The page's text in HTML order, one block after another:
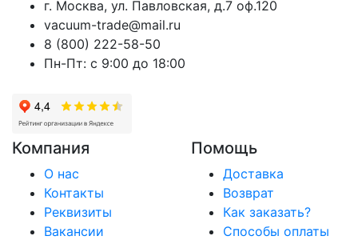
г. Москва, ул. Павловская, д.7 оф.120
vacuum-trade@mail.ru
8 (800) 222-58-50
Пн-Пт: с 9:00 до 18:00
Компания
О нас
Контакты
Реквизиты
Вакансии
Помощь
Доставка
Возврат
Как заказать?
Способы оплаты